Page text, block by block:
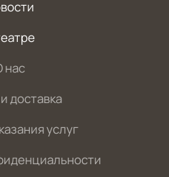
нас
доставка
услуг